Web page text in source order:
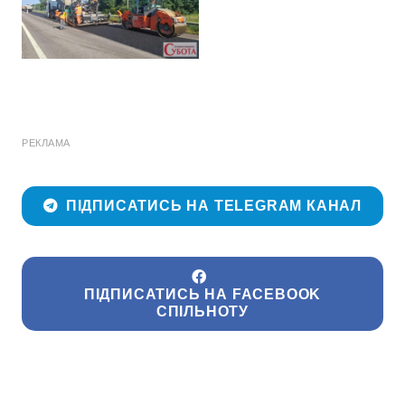
РЕКЛАМА
ПІДПИСАТИСЬ НА TELEGRAM КАНАЛ
ПІДПИСАТИСЬ НА FACEBOOK
СПІЛЬНОТУ